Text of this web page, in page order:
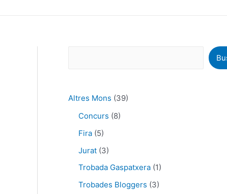
Altres Mons (39)
Concurs (8)
Fira (5)
Jurat (3)
Trobada Gaspatxera (1)
Trobades Bloggers (3)